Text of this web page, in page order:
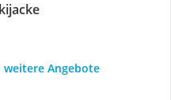
weitere Angebote